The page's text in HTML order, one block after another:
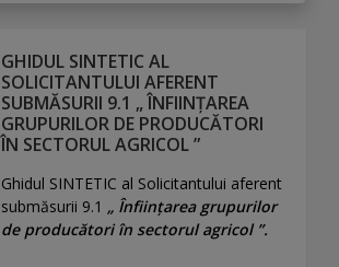
GHIDUL SINTETIC AL
SOLICITANTULUI AFERENT
SUBMĂSURII 9.1 „ ÎNFIINȚAREA
GRUPURILOR DE PRODUCĂTORI
ÎN SECTORUL AGRICOL ”
Ghidul SINTETIC al Solicitantului aferent
submăsurii 9.1 „ Înființarea grupurilor
de producători în sectorul agricol ”.